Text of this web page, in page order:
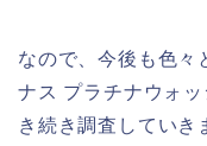
なので、今後も色々
ナス プラチナウォッ
き続き調査していき